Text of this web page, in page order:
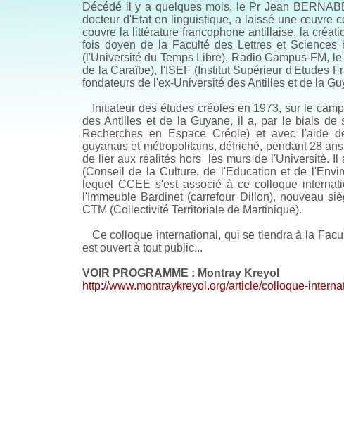
Décédé il y a quelques mois, le Pr Jean
docteur d'Etat en linguistique, a laissé une œuvre
couvre la littérature francophone antillaise, la
fois doyen de la Faculté des Lettres et
(l'Université du Temps Libre), Radio Campus-FM,
de la Caraïbe), l'ISEF (Institut Supérieur d'Etudes
fondateurs de l'ex-Université des Antilles et de la
Initiateur des études créoles en 1973, sur le
des Antilles et de la Guyane, il a, par le biais de
Recherches en Espace Créole) et avec l'aide
guyanais et métropolitains, défriché, pendant 28
de lier aux réalités hors les murs de l'Université. Il
(Conseil de la Culture, de l'Education et de
lequel CCEE s'est associé à ce colloque
l'Immeuble Bardinet (carrefour Dillon), nouveau
CTM (Collectivité Territoriale de Martinique).
Ce colloque international, qui se tiendra à la
est ouvert à tout public...
VOIR PROGRAMME : Montray Kreyol
http://www.montraykreyol.org/article/colloque-